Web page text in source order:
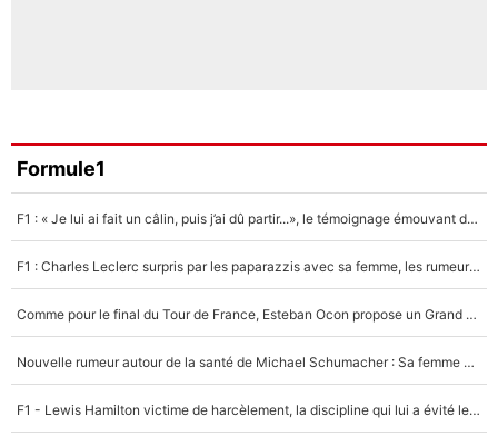
Formule1
F1 : « Je lui ai fait un câlin, puis j’ai dû partir...», le témoignage émouvant de Max Verstappen sur sa fille
F1 : Charles Leclerc surpris par les paparazzis avec sa femme, les rumeurs étaient vraies !
Comme pour le final du Tour de France, Esteban Ocon propose un Grand Prix de Formule 1 à Paris : «Autour de l’Arc de Triomphe, ce serait génial» !
Nouvelle rumeur autour de la santé de Michael Schumacher : Sa femme Corinna sort du silence
F1 - Lewis Hamilton victime de harcèlement, la discipline qui lui a évité le pire : «J'aurais probablement mal tourné»